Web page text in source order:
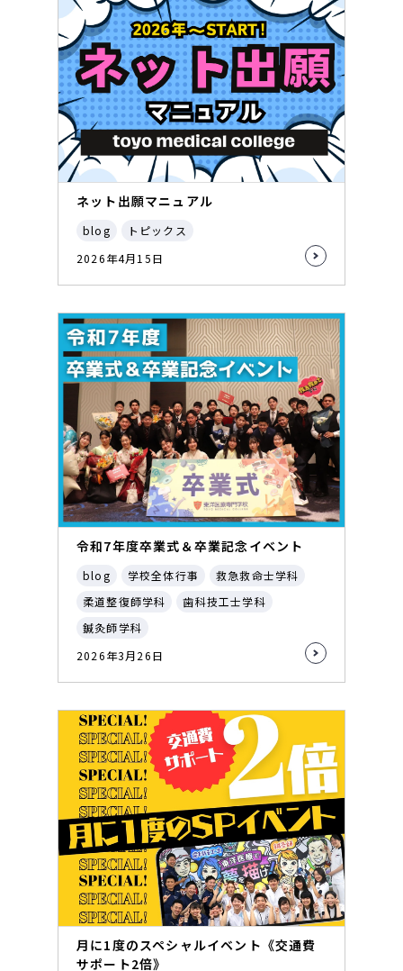
ネット出願マニュアル
blog
トピックス
2026年4月15日
令和7年度卒業式＆卒業記念イベント
blog 学校全体行事
救急救命士学科
柔道整復師学科
歯科技工士学科
鍼灸師学科
2026年3月26日
月に1度のスペシャルイベント《交通費
サポート2倍》